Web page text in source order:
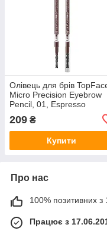
Олівець для брів
Micro Precision Eyebrow
Pencil, 01, Espresso
209 ₴
Купити
Про нас
100% позитивних з
Працює з